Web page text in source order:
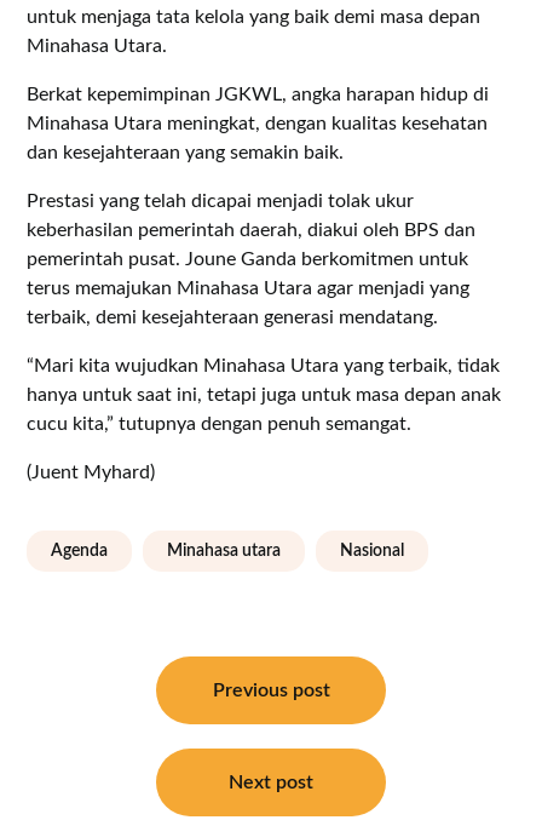
untuk menjaga tata kelola yang baik demi masa depan
Minahasa Utara.
Berkat kepemimpinan JGKWL, angka harapan hidup di
Minahasa Utara meningkat, dengan kualitas kesehatan
dan kesejahteraan yang semakin baik.
Prestasi yang telah dicapai menjadi tolak ukur
keberhasilan pemerintah daerah, diakui oleh BPS dan
pemerintah pusat. Joune Ganda berkomitmen untuk
terus memajukan Minahasa Utara agar menjadi yang
terbaik, demi kesejahteraan generasi mendatang.
“Mari kita wujudkan Minahasa Utara yang terbaik, tidak
hanya untuk saat ini, tetapi juga untuk masa depan anak
cucu kita,” tutupnya dengan penuh semangat.
(Juent Myhard)
Agenda Minahasa utara Nasional
Previous post
Next post